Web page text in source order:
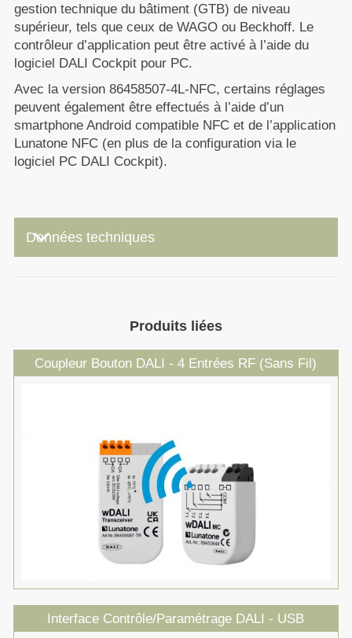
gestion technique du bâtiment (GTB) de niveau
supérieur, tels que ceux de WAGO ou Beckhoff. Le
contrôleur d’application peut être activé à l’aide du
logiciel DALI Cockpit pour PC.
Avec la version 86458507-4L-NFC, certains réglages
peuvent également être effectués à l’aide d’un
smartphone Android compatible NFC et de l’application
Lunatone NFC (en plus de la configuration via le
logiciel PC DALI Cockpit).
Données techniques
keyboard_arrow_down
Produits liées
Coupleur Bouton DALI - 4 Entrées RF (Sans Fil)
Interface Contrôle/Paramétrage DALI - USB